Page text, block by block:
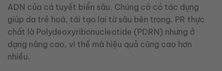
ADN của cá tuyết biển sâu. Chúng có có tác dụng
giúp da trẻ hoá, tái tạo lại từ sâu bên trong. PR thực
chất là Polydeoxyribonucleotide (PDRN) nhưng ở
dạng nâng cao, vì thế mà hiệu quả cũng cao hơn
nhiều.